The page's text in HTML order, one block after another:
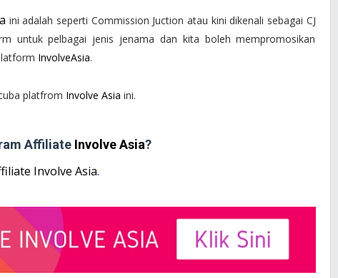
ini adalah seperti Commission Juction atau kini dikenali sebagai CJ
untuk pelbagai jenis jenama dan kita boleh mempromosikan
InvolveAsia.
platfrom Involve Asia ini.
Affiliate Involve Asia?
Involve Asia.